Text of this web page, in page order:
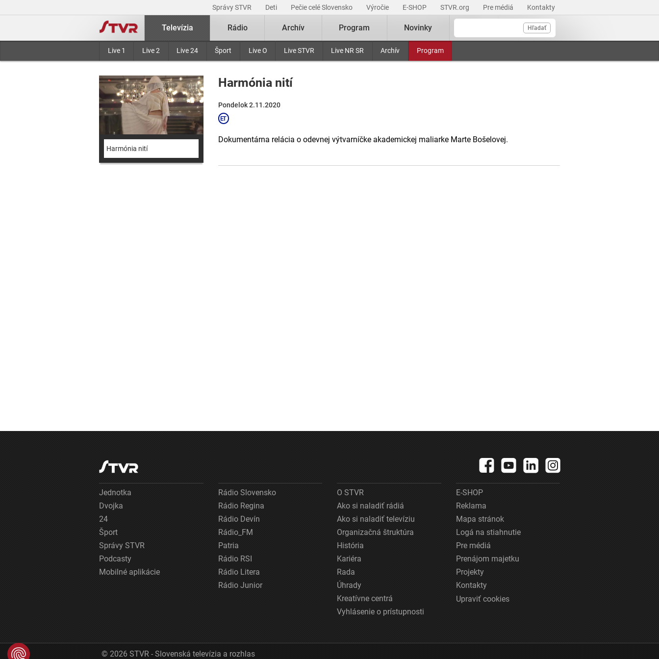
Správy STVR Deti Pečie celé Slovensko Výročie E-SHOP STVR.org Pre médiá Kontakty
Hľadať
Televízia
Live 1 Live 2 Live 24 Šport Live O Live STVR Live NR SR Archív Program
Rádio Archív Program Novinky
Harmónia nití
Harmónia nití
Pondelok 2.11.2020
Dokumentárna relácia o odevnej výtvarníčke akademickej maliarke Marte Bošelovej.
Jednotka
Dvojka
24
Šport
Správy STVR
Podcasty
Mobilné aplikácie
Rádio Slovensko
Rádio Regina
Rádio Devín
Rádio_FM
Patria
Rádio RSI
Rádio Litera
Rádio Junior
O STVR
Ako si naladiť rádiá
Ako si naladiť televíziu
Organizačná štruktúra
História
Kariéra
Rada
Úhrady
Kreatívne centrá
Vyhlásenie o prístupnosti
E-SHOP
Reklama
Mapa stránok
Logá na stiahnutie
Pre médiá
Prenájom majetku
Projekty
Kontakty
Upraviť cookies
© 2026 STVR - Slovenská televízia a rozhlas